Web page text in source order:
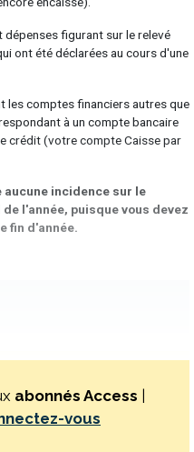
figurant sur le relevé
ont été déclarées au cours d'une
les comptes financiers autres que
à un compte bancaire
crédit (votre compte Caisse par
aucune incidence sur le
l'année, puisque vous devez
fin d'année.
abonnés Access |
vous